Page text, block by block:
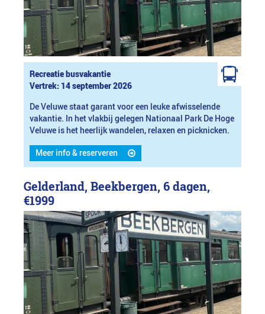
Recreatie busvakantie
Vertrek: 14 september 2026
De Veluwe staat garant voor een leuke afwisselende
vakantie. In het vlakbij gelegen Nationaal Park De Hoge
Veluwe is het heerlijk wandelen, relaxen en picknicken.
Meer info & reserveren
Gelderland, Beekbergen, 6 dagen,
€1999